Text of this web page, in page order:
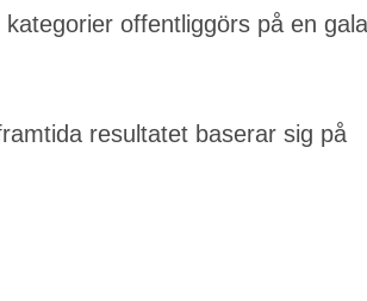
offentliggörs på en gala
resultatet baserar sig på